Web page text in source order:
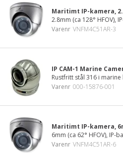
Maritimt IP-kamera,
2.8mm (ca 128° HFOV),
Varenr VNFM4C51AR-3
IP CAM-1 Marine
Rustfritt stål 316 i marine
Varenr 000-15876-001
Maritimt IP-kamera,
6mm (ca 62° HFOV), IP-
Varenr VNFM4C51AR-6